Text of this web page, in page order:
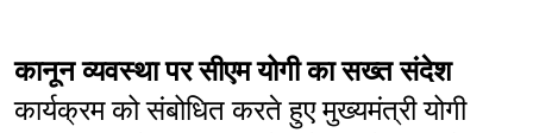
कानून व्यवस्था पर सीएम योगी का सख्त संदेश
कार्यक्रम को संबोधित करते हुए मुख्यमंत्री योगी